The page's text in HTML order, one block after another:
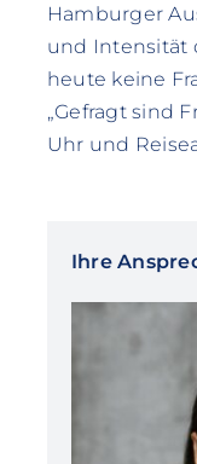
Hamburger
und Intensität
heute keine
„Gefragt sind
Uhr und
Ihre